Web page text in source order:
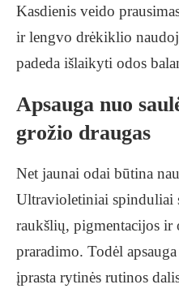
Kasdienis veido
ir lengvo drėkiklio
padeda išlaikyti odos
Apsauga nuo
grožio draugas
Net jaunai odai būtina
Ultravioletiniai spinduliai
raukšlių, pigmentacijos ir
praradimo. Todėl
įprasta rytinės rutinos